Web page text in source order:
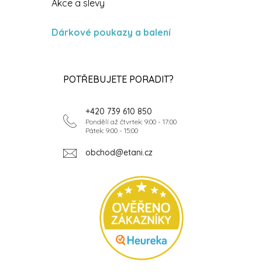
Akce a slevy
Dárkové poukazy a balení
POTŘEBUJETE PORADIT?
+420 739 610 850
Pondělí až čtvrtek: 9:00 - 17:00
Pátek: 9:00 - 15:00
obchod@etani.cz